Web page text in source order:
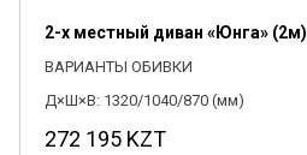
2-х местный диван «Юнга» (2м)
ВАРИАНТЫ ОБИВКИ
Д×Ш×В: 1320/1040/870 (мм)
272 195 KZT